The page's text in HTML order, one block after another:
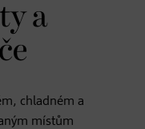
a
chladném a
místům